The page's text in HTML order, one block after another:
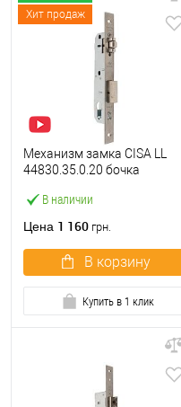
Хит продаж
В наличии
Механизм замка CISA LL
44830.35.0.20 бочка
нержавеющая сталь
Цена 1 160 грн.
В корзину
Купить в 1 клик